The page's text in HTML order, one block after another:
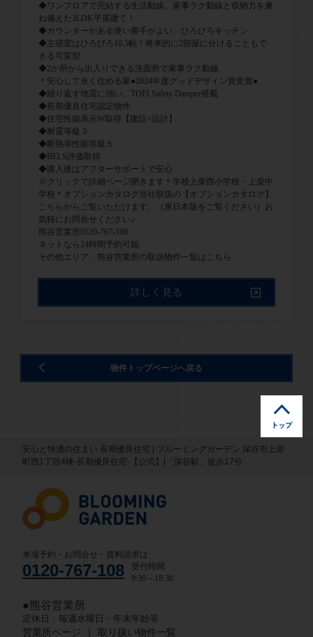
◆ワンフロアで完結する生活動線。家事ラク動線と収納力を兼
ね備えた3LDK平屋建て！
◆カウンターがある使い勝手がよい、ひろびろキッチン
◆主寝室はひろびろ10.5帖！将来的に2部屋に分けることもで
きる可変型
◆2か所から出入りできる洗面所で家事ラク動線
＊安心して永く住める家●2024年度グッドデザイン賞受賞●
◆繰り返す地震に強い、TOEI Safety Damper搭載
◆長期優良住宅認定物件
◆住宅性能表示W取得【建設+設計】
◆耐震等級３
◆断熱等性能等級５
◆BELS評価取得
◆購入後はアフターサポートで安心
※クリックで詳細ページ開きます＊学校上柴西小学校・上柴中
学校＊オプションカタログ当社取扱の【オプションカタログ】
こちらからご覧いただけます。（東日本版をご覧ください）お
気軽にお問合せください♪
熊谷営業所0120-767-108
ネットなら24時間予約可能
詳しく見る
物件トップページへ戻る
安心と快適の住まい 長期優良住宅 | ブルーミングガーデン 深谷市上柴
町西1丁目4棟-長期優良住宅-【公式】|「深谷駅」徒歩17分
来場予約・お問合せ・資料請求は
0120-767-108
受付時間
9:30～18:30
●熊谷営業所
定休日：毎週水曜日・年末年始等
営業所ページ 取り扱い物件一覧